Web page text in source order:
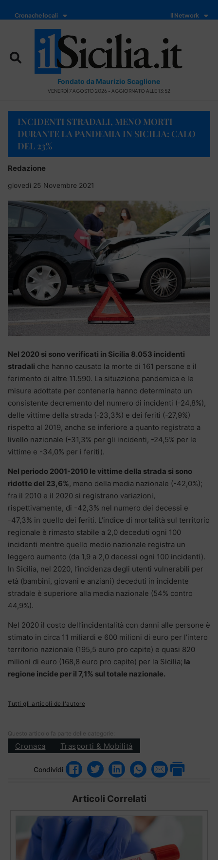
Cronache locali Il Network
Fondato da Maurizio Scaglione
VENERDÌ 7 AGOSTO 2026 - AGGIORNATO ALLE 13:52
INCIDENTI STRADALI, MENO MORTI
DURANTE LA PANDEMIA IN SICILIA: CALO
DEL 23%
Redazione
giovedì 25 Novembre 2021
Nel 2020 si sono verificati in Sicilia 8.053 incidenti
stradali che hanno causato la morte di 161 persone e il
ferimento di altre 11.590. La situazione pandemica e le
misure adottate per contenerla hanno determinato un
consistente decremento del numero di incidenti (-24,8%),
delle vittime della strada (-23,3%) e dei feriti (-27,9%)
rispetto al 2019, anche se inferiore a quanto registrato a
livello nazionale (-31,3% per gli incidenti, -24,5% per le
vittime e -34,0% per i feriti).
Nel periodo 2001-2010 le vittime della strada si sono
ridotte del 23,6%, meno della media nazionale (-42,0%);
fra il 2010 e il 2020 si registrano variazioni,
rispettivamente, di -42,3% nel numero dei decessi e
-47,3% in quello dei feriti. L’indice di mortalità sul territorio
regionale è rimasto stabile a 2,0 deceduti ogni 100
incidenti mentre quello medio nazionale registra un
leggero aumento (da 1,9 a 2,0 decessi ogni 100 incidenti).
In Sicilia, nel 2020, l’incidenza degli utenti vulnerabili per
età (bambini, giovani e anziani) deceduti in incidente
stradale è superiore alla media nazionale (54% contro
44,9%).
Nel 2020 il costo dell’incidentalità con danni alle persone è
stimato in circa 11 miliardi e 600 milioni di euro per l’intero
territorio nazionale (195,5 euro pro capite) e quasi 820
milioni di euro (168,8 euro pro capite) per la Sicilia; la
regione incide per il 7,1% sul totale nazionale.
Tutti gli articoli dell'autore
Questo articolo fa parte delle categorie:
Cronaca Trasporti & Mobilità
Condividi
Articoli Correlati